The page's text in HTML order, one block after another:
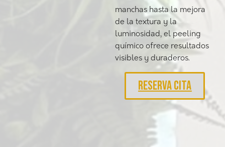
manchas hasta la mejora
de la textura y la
luminosidad, el peeling
químico ofrece resultados
visibles y duraderos.
RESERVA CITA